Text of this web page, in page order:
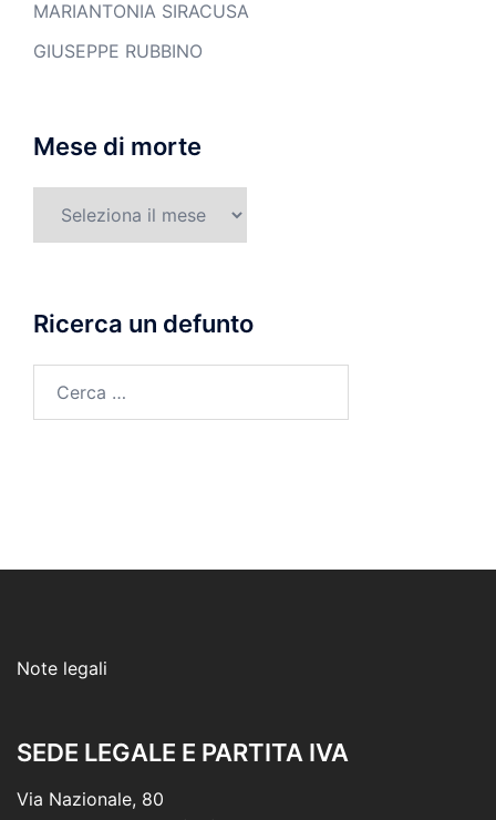
MARIANTONIA SIRACUSA
GIUSEPPE RUBBINO
Mese di morte
Ricerca un defunto
Note legali
SEDE LEGALE E PARTITA IVA
Via Nazionale, 80